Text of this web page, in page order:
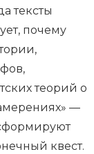
тексты
почему
теорий о
—
квест.